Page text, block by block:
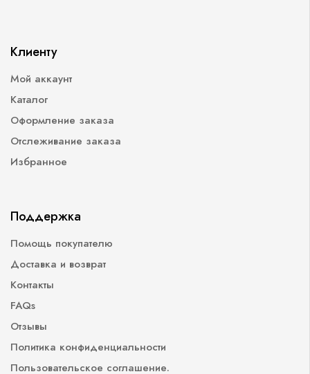
Клиенту
Мой аккаунт
Каталог
Оформление заказа
Отслеживание заказа
Избранное
Поддержка
Помощь покупателю
Доставка и возврат
Контакты
FAQs
Отзывы
Политика конфиденциальности
Пользовательское соглашение.